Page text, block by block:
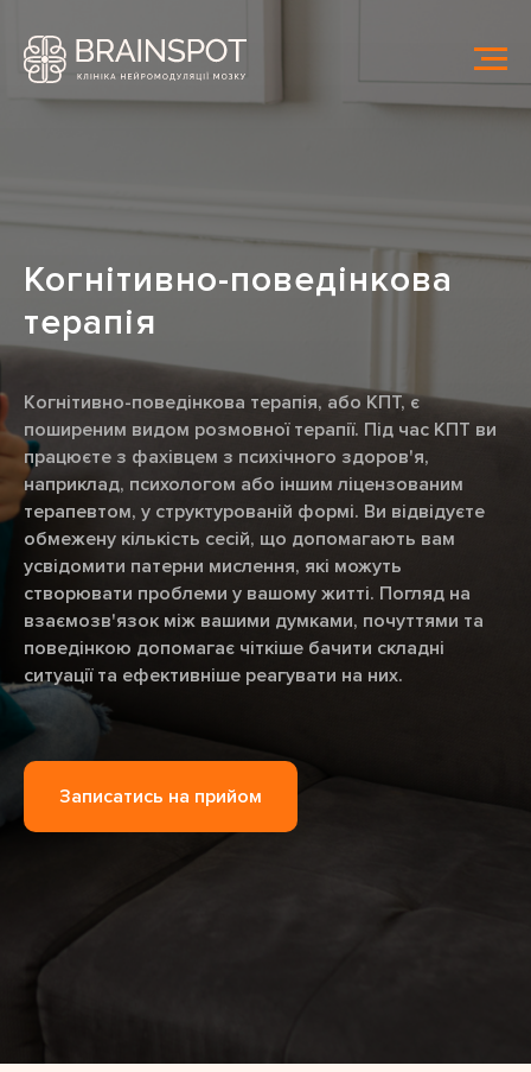
Когнітивно-поведінкова
терапія
Когнітивно-поведінкова терапія, або КПТ, є
поширеним видом розмовної терапії. Під час КПТ ви
працюєте з фахівцем з психічного здоров'я,
наприклад, психологом або іншим ліцензованим
терапевтом, у структурованій формі. Ви відвідуєте
обмежену кількість сесій, що допомагають вам
усвідомити патерни мислення, які можуть
створювати проблеми у вашому житті. Погляд на
взаємозв'язок між вашими думками, почуттями та
поведінкою допомагає чіткіше бачити складні
ситуації та ефективніше реагувати на них.
Записатись на прийом